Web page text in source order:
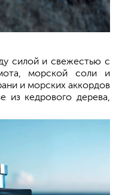
силой и свежестью с
морской соли и
и морских аккордов
из кедрового дерева,